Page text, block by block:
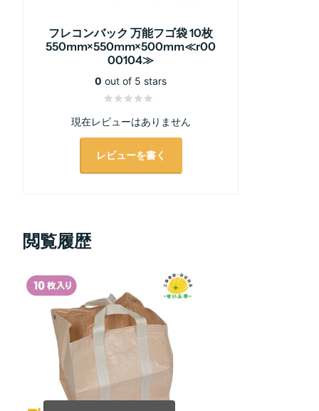
フレコンバック 万能フゴ袋 10枚
550mm×550mm×500mm≪r00
00104≫
0 out of 5 stars
現在レビューはありません
レビューを書く
閲覧履歴